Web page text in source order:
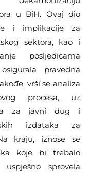
u BiH. Ovaj dio
i implikacije za
sektora, kao i
posljedicama
pravedna
vrši se analiza
procesa, uz
za javni dug i
izdataka za
kraju, iznose se
koje bi trebalo
sprovela